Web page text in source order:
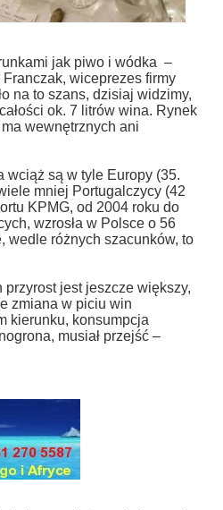
jak piwo i wódka –
wiceprezes firmy
na to szans, dzisiaj widzimy,
ok. 7 litrów wina. Rynek
wewnętrznych ani
są w tyle Europy (35.
mniej Portugalczycy (42
KPMG, od 2004 roku do
wzrosła w Polsce o 56
wedle różnych szacunków, to
jest jeszcze większy,
zmiana w piciu win
kierunku, konsumpcja
musiał przejść –